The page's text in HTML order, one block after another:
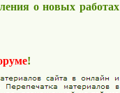
о новых работах
!